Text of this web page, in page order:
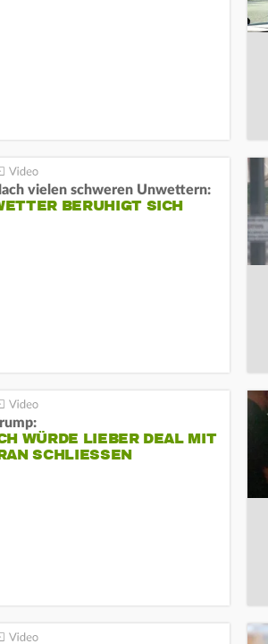
vielen schweren Unwettern:
BERUHIGT SICH
WÜRDE LIEBER DEAL MIT
SCHLIESSEN